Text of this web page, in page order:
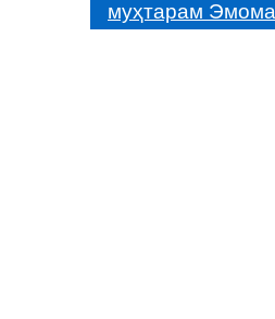
муҳтарам